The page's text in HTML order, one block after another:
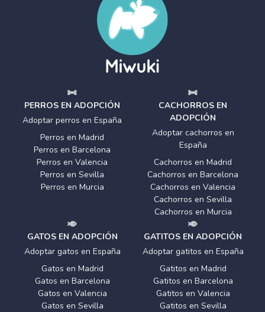
PERROS EN ADOPCIÓN
Adoptar perros en España
Perros en Madrid
Perros en Barcelona
Perros en Valencia
Perros en Sevilla
Perros en Murcia
CACHORROS EN
ADOPCIÓN
Adoptar cachorros en
España
Cachorros en Madrid
Cachorros en Barcelona
Cachorros en Valencia
Cachorros en Sevilla
Cachorros en Murcia
GATOS EN ADOPCIÓN
Adoptar gatos en España
Gatos en Madrid
Gatos en Barcelona
Gatos en Valencia
Gatos en Sevilla
GATITOS EN ADOPCIÓN
Adoptar gatitos en España
Gatitos en Madrid
Gatitos en Barcelona
Gatitos en Valencia
Gatitos en Sevilla